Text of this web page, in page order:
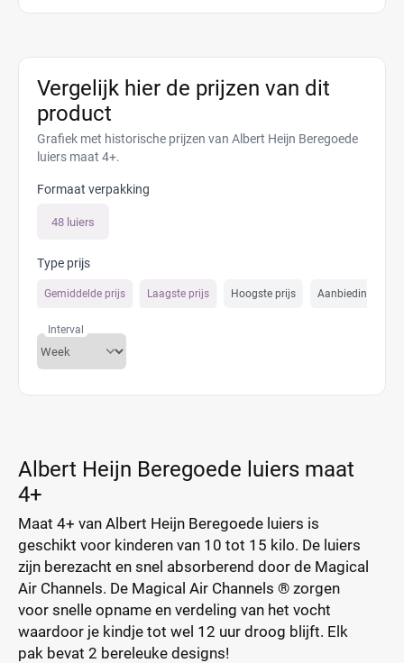
Vergelijk hier de prijzen van dit
product
Grafiek met historische prijzen van Albert Heijn Beregoede
luiers maat 4+.
Formaat verpakking
48 luiers
Type prijs
Gemiddelde prijs Laagste prijs Hoogste prijs Aanbiedings prijs
Interval
Albert Heijn Beregoede luiers maat
4+
Maat 4+ van Albert Heijn Beregoede luiers is
geschikt voor kinderen van 10 tot 15 kilo. De luiers
zijn berezacht en snel absorberend door de Magical
Air Channels. De Magical Air Channels ® zorgen
voor snelle opname en verdeling van het vocht
waardoor je kindje tot wel 12 uur droog blijft. Elk
pak bevat 2 bereleuke designs!